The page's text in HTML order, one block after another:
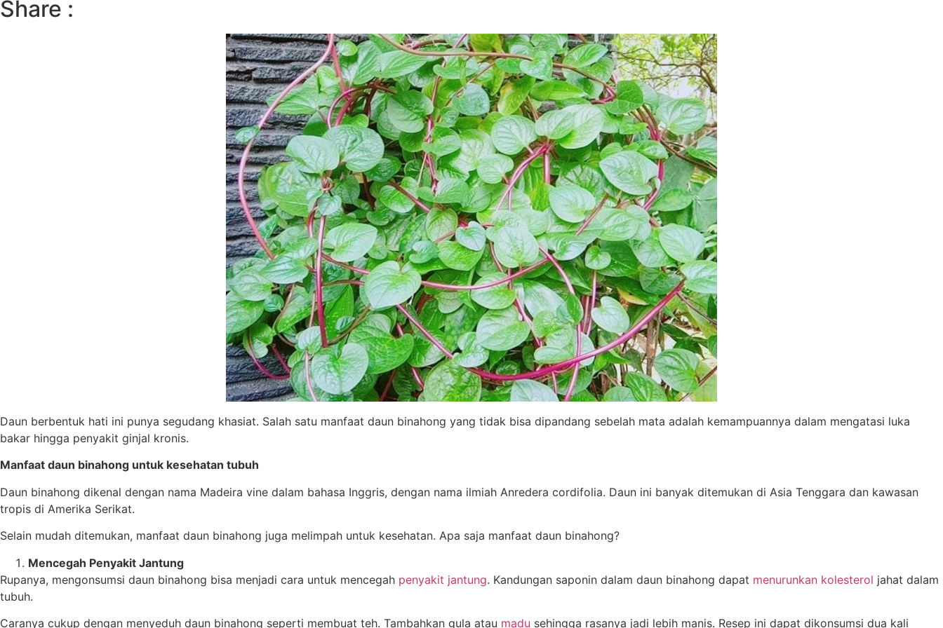
Share :
Daun berbentuk hati ini punya segudang khasiat. Salah satu manfaat daun binahong yang tidak bisa dipandang sebelah mata adalah kemampuannya dalam mengatasi luka
bakar hingga penyakit ginjal kronis.
Manfaat daun binahong untuk kesehatan tubuh
Daun binahong dikenal dengan nama Madeira vine dalam bahasa Inggris, dengan nama ilmiah Anredera cordifolia. Daun ini banyak ditemukan di Asia Tenggara dan kawasan
tropis di Amerika Serikat.
Selain mudah ditemukan, manfaat daun binahong juga melimpah untuk kesehatan. Apa saja manfaat daun binahong?
Mencegah Penyakit Jantung
Rupanya, mengonsumsi daun binahong bisa menjadi cara untuk mencegah penyakit jantung. Kandungan saponin dalam daun binahong dapat menurunkan kolesterol jahat dalam
tubuh.
Caranya cukup dengan menyeduh daun binahong seperti membuat teh. Tambahkan gula atau madu sehingga rasanya jadi lebih manis. Resep ini dapat dikonsumsi dua kali